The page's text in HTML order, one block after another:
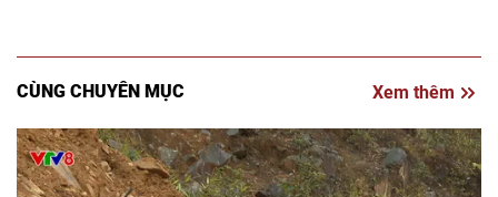
CÙNG CHUYÊN MỤC Xem thêm